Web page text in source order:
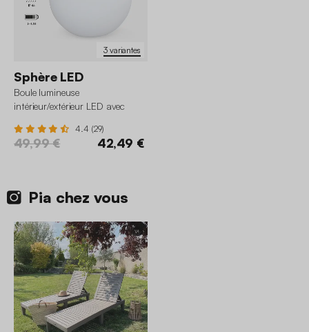
3 variantes
Sphère LED
Boule lumineuse
intérieur/extérieur LED avec
4.4 (29)
49,99 € 42,49 €
Pia chez vous